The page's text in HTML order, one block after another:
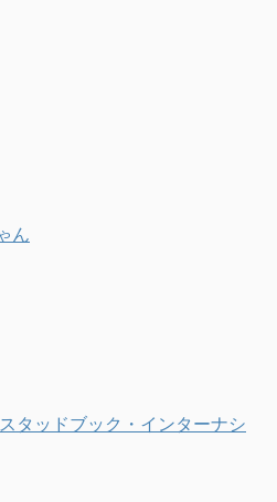
ん
タッドブック・インターナシ